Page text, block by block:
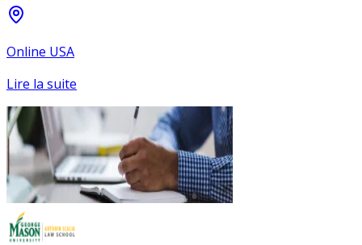
Online USA
Lire la suite